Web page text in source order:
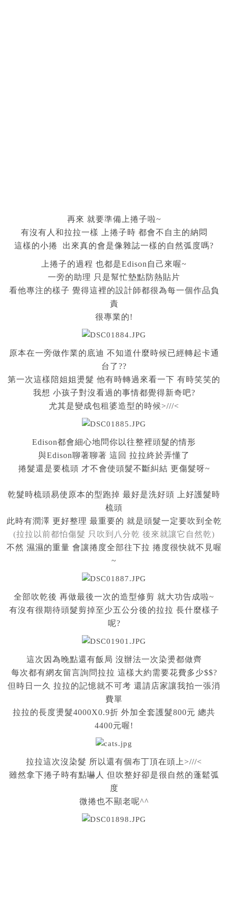
再來 就要準備上捲子啦~
有沒有人和拉拉一樣 上捲子時 都會不自主的納悶
這樣的小捲 出來真的會是像雜誌一樣的自然弧度嗎?
上捲子的過程 也都是Edison自己來喔~
一旁的助理 只是幫忙墊點防熱貼片
看他專注的樣子 覺得這裡的設計師都很為每一個作品負
責
很專業的!
原本在一旁做作業的底迪 不知道什麼時候已經轉起卡通
台了??
第一次這樣陪姐姐燙髮 他有時轉過來看一下 有時笑笑的
我想 小孩子對沒看過的事情都覺得新奇吧?
尤其是變成包租婆造型的時候>///<
Edison都會細心地問你以往整裡頭髮的情形
與Edison聊著聊著 這回 拉拉終於弄懂了
捲髮還是要梳頭 才不會使頭髮不斷糾結 更傷髮呀~
乾髮時梳頭易使原本的型跑掉 最好是洗好頭 上好護髮時
梳頭
此時有潤澤 更好整理 最重要的 就是頭髮一定要吹到全乾
(拉拉以前都怕傷髮 只吹到八分乾 後來就讓它自然乾)
不然 濕濕的重量 會讓捲度全部往下拉 捲度很快就不見喔
~
全部吹乾後 再做最後一次的造型修剪 就大功告成啦~
有沒有很期待頭髮剪掉至少五公分後的拉拉 長什麼樣子
呢?
這次因為晚點還有飯局 沒辦法一次染燙都做齊
每次都有網友留言詢問拉拉 這樣大約需要花費多少$$?
但時日一久 拉拉的記憶就不可考 還請店家讓我拍一張消
費單
拉拉的長度燙髮4000X0.9折 外加全套護髮800元 總共
4400元喔!
拉拉這次沒染髮 所以還有個布丁頂在頭上>///<
雖然拿下捲子時有點嚇人 但吹整好卻是很自然的蓬鬆弧
度
微捲也不顯老呢^^